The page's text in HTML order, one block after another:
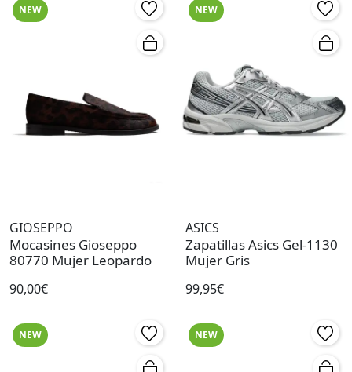
NEW
GIOSEPPO
Mocasines Gioseppo
80770 Mujer Leopardo
90,00€
NEW
ASICS
Zapatillas Asics Gel-1130
Mujer Gris
99,95€
NEW NEW